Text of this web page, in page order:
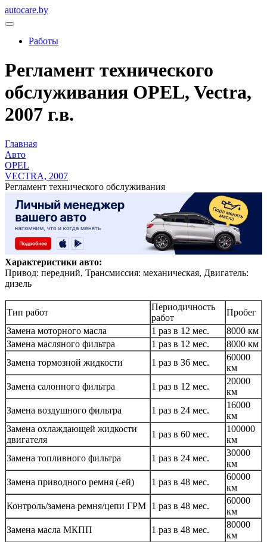
autocare.by
Работы
Регламент технического
обслуживания OPEL, Vectra,
2007 г.в.
Главная
Авто
OPEL
VECTRA, 2007
Регламент технического обслуживания
Характеристики авто:
Привод: передний, Трансмиссия: механическая, Двигатель:
дизель
Тип работ
Периодичность
работ
Пробег
Замена моторного масла
1 раз в 12 мес.
8000 км
Замена масляного фильтра
1 раз в 12 мес.
8000 км
Замена тормозной жидкости
1 раз в 36 мес.
60000
км
Замена салонного фильтра
1 раз в 12 мес.
20000
км
Замена воздушного фильтра
1 раз в 24 мес.
16000
км
Замена охлаждающей жидкости
двигателя
1 раз в 60 мес.
100000
км
Замена топливного фильтра
1 раз в 24 мес.
30000
км
Замена приводного ремня (-ей)
1 раз в 48 мес.
60000
км
Контроль/замена ремня/цепи ГРМ 1 раз в 48 мес.
60000
км
Замена масла МКПП
1 раз в 48 мес.
80000
км